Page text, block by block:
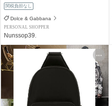
関税負担なし
Dolce & Gabbana
PERSONAL SHOPPER
Nunssop39.